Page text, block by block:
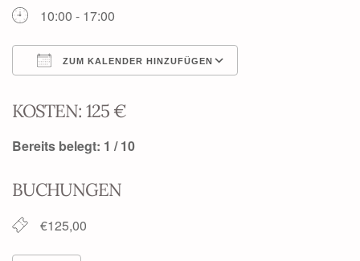
10:00 - 17:00
ZUM KALENDER HINZUFÜGEN
KOSTEN: 125 €
Bereits belegt: 1 / 10
BUCHUNGEN
€125,00